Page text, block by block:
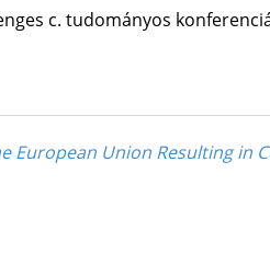
c. tudományos
Union Resulting in